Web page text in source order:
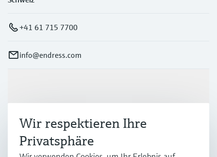
+41 61 715 7700
info@endress.com
Branchen
Wir respektieren Ihre
Privatsphäre